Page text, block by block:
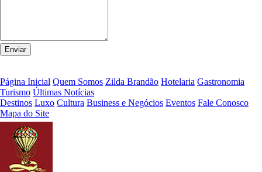
Página Inicial Quem Somos Zilda Brandão Hotelaria Gastronomia
Turismo Últimas Notícias
Destinos Luxo Cultura Business e Negócios Eventos Fale Conosco
Mapa do Site